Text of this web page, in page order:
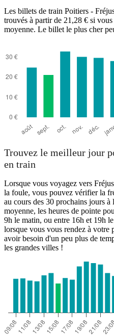
Les billets de train Poitiers -
trouvés à partir de 21,28 € si
moyenne. Le billet le plus cher
Trouvez le meilleur jour
en train
Lorsque vous voyagez vers
la foule, vous pouvez vérifier la
au cours des 30 prochains jours
moyenne, les heures de pointe
9h le matin, ou entre 16h et 19h
lorsque vous vous rendez à votre
avoir besoin d'un peu plus de
les grandes villes !